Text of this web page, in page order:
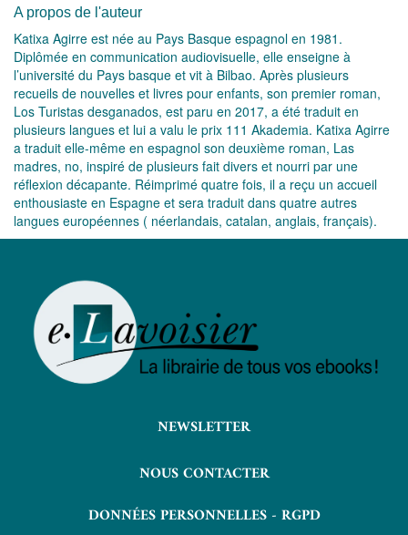
A propos de l'auteur
Katixa Agirre est née au Pays Basque espagnol en 1981.
Diplômée en communication audiovisuelle, elle enseigne à
l’université du Pays basque et vit à Bilbao. Après plusieurs
recueils de nouvelles et livres pour enfants, son premier roman,
Los Turistas desganados, est paru en 2017, a été traduit en
plusieurs langues et lui a valu le prix 111 Akademia. Katixa Agirre
a traduit elle-même en espagnol son deuxième roman, Las
madres, no, inspiré de plusieurs fait divers et nourri par une
réflexion décapante. Réimprimé quatre fois, il a reçu un accueil
enthousiaste en Espagne et sera traduit dans quatre autres
langues européennes ( néerlandais, catalan, anglais, français).
NEWSLETTER
NOUS CONTACTER
DONNÉES PERSONNELLES - RGPD